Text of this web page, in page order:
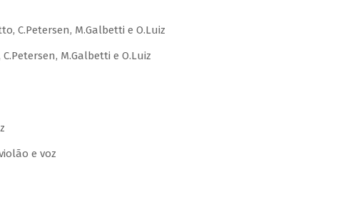
C.Petersen, M.Galbetti e O.Luiz
M.Galbetti e O.Luiz
e voz